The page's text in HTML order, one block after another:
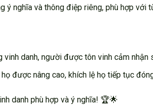
ý nghĩa và thông điệp riêng, phù hợp với
vinh danh, người được tôn vinh cảm
được nâng cao, khích lệ họ tiếp tục
danh phù hợp và ý nghĩa! 🏆🌟